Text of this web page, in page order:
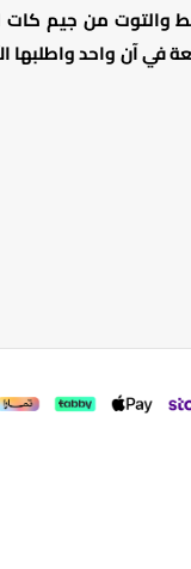
والتوت من جيم كات
في آن واحد واطلبها